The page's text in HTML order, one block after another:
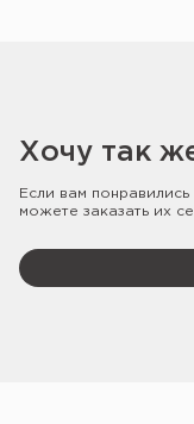
Хочу так
Если вам
можете заказать их